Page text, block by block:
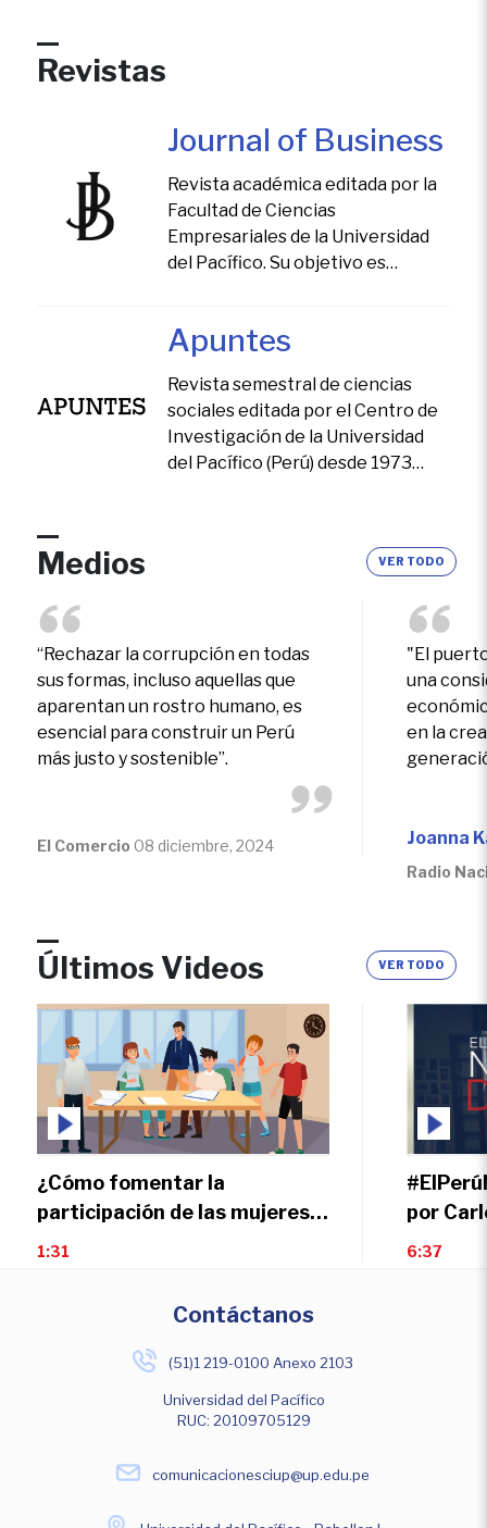
Revistas
Journal of Business
Revista académica editada por la
Facultad de Ciencias
Empresariales de la Universidad
del Pacífico. Su objetivo es
con el apoyo de un sólido marco
Apuntes
Revista semestral de ciencias
sociales editada por el Centro de
Investigación de la Universidad
del Pacífico (Perú) desde 1973
el Perú con énfasis en políticas
Medios VER TODO
“Rechazar la corrupción en todas
sus formas, incluso aquellas que
aparentan un rostro humano, es
esencial para construir un Perú
más justo y sostenible”.
El Comercio 08 diciembre, 2024
"El
una
en la
más
servicios
Joanna
Radio
Últimos Videos VER TODO
¿Cómo fomentar la
participación de las mujeres
en la ciencia? |
1:31
por
6:37
Contáctanos
(51)1 219-0100 Anexo 2103
Universidad del Pacífico
RUC: 20109705129
comunicacionesciup@up.edu.pe